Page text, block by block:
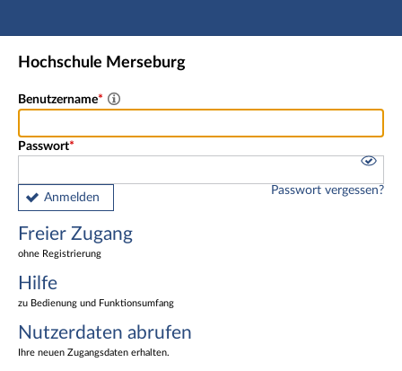
Hauptnavigation
Freier Zugang
Nutzerdaten abrufen
Fußzeile
Hochschule Merseburg
Benutzername
Passwort
Anmelden
Passwort vergessen?
Freier Zugang
ohne Registrierung
Hilfe
zu Bedienung und Funktionsumfang
Nutzerdaten abrufen
Ihre neuen Zugangsdaten erhalten.